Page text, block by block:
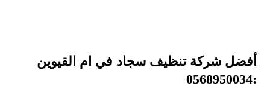
أفضل شركة تنظيف سجاد في ام القيوين
:0568950034